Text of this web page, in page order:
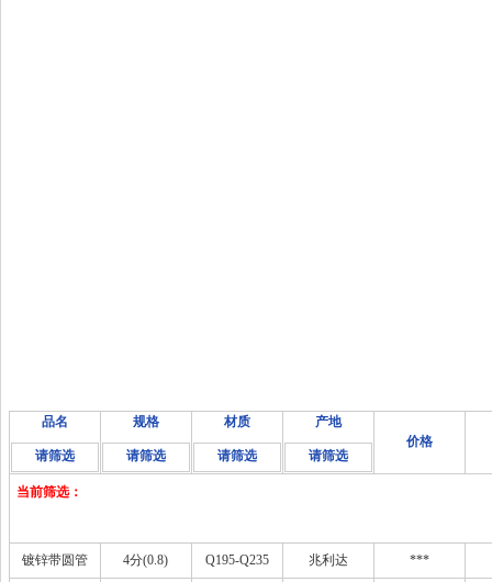
品名
请筛选
规格
请筛选
材质
请筛选
产地
请筛选
价格
当前筛选：
镀锌带圆管 4分(0.8) Q195-Q235 兆利达 ***